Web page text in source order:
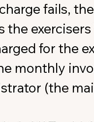
fails,
for the
monthly
(the